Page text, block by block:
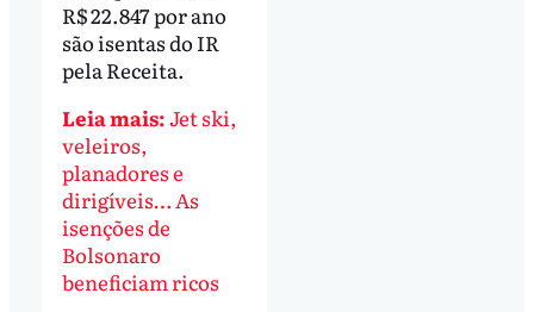
R$ 22.847 por ano
são isentas do IR
pela Receita.
Leia mais:Jet ski,
veleiros,
planadores e
dirigíveis… As
isenções de
Bolsonaro
beneficiam ricos